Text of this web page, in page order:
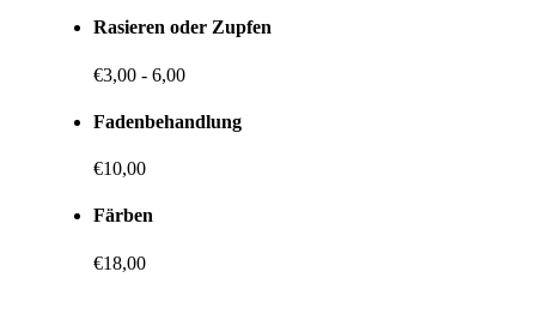
Rasieren oder Zupfen
€3,00 - 6,00
Fadenbehandlung
€10,00
Färben
€18,00